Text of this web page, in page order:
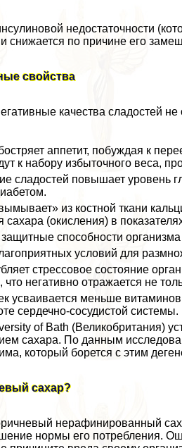
недостаточности
снижается по причине его
свойства
качества сладостей не
аппетит, побуждая к
к набору избыточного веса,
сладостей повышает уровень
из костной ткани
сахара (окисления) в
способности организма
условий для
стрессовое состояние
что негативно отражается не
усваивается меньше
сердечно-сосудистой системы.
of Bath (Великобритания)
сахара. По данным
который борется с этим
сахар?
нерафинированный
нормы его потрeбления.